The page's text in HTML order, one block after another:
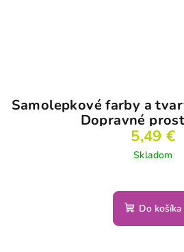
Samolepkové farby a
Dopravné
5,49 €
Skladom
Do košíka